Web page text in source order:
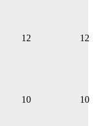
12 12
10 10